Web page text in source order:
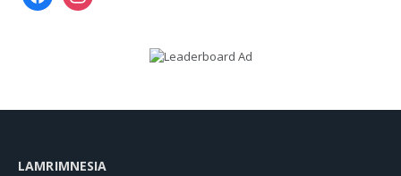
LAMRIMNESIA